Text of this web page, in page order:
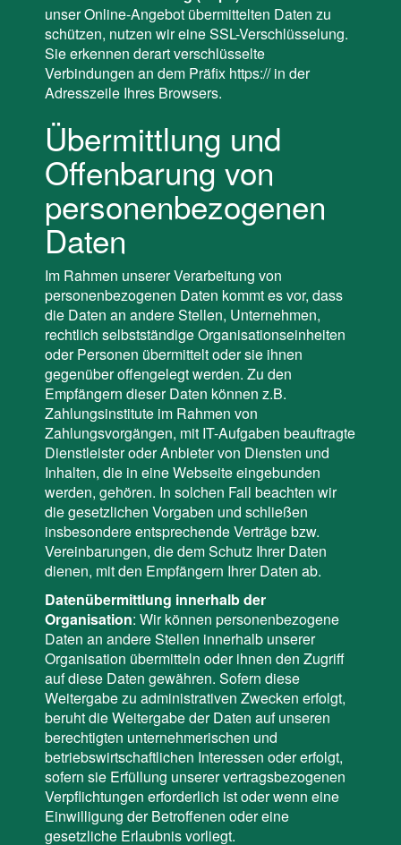
unser Online-Angebot übermittelten Daten zu
schützen, nutzen wir eine SSL-Verschlüsselung.
Sie erkennen derart verschlüsselte
Verbindungen an dem Präfix https:// in der
Adresszeile Ihres Browsers.
Übermittlung und
Offenbarung von
personenbezogenen
Daten
Im Rahmen unserer Verarbeitung von
personenbezogenen Daten kommt es vor, dass
die Daten an andere Stellen, Unternehmen,
rechtlich selbstständige Organisationseinheiten
oder Personen übermittelt oder sie ihnen
gegenüber offengelegt werden. Zu den
Empfängern dieser Daten können z.B.
Zahlungsinstitute im Rahmen von
Zahlungsvorgängen, mit IT-Aufgaben beauftragte
Dienstleister oder Anbieter von Diensten und
Inhalten, die in eine Webseite eingebunden
werden, gehören. In solchen Fall beachten wir
die gesetzlichen Vorgaben und schließen
insbesondere entsprechende Verträge bzw.
Vereinbarungen, die dem Schutz Ihrer Daten
dienen, mit den Empfängern Ihrer Daten ab.
Datenübermittlung innerhalb der
Organisation: Wir können personenbezogene
Daten an andere Stellen innerhalb unserer
Organisation übermitteln oder ihnen den Zugriff
auf diese Daten gewähren. Sofern diese
Weitergabe zu administrativen Zwecken erfolgt,
beruht die Weitergabe der Daten auf unseren
berechtigten unternehmerischen und
betriebswirtschaftlichen Interessen oder erfolgt,
sofern sie Erfüllung unserer vertragsbezogenen
Verpflichtungen erforderlich ist oder wenn eine
Einwilligung der Betroffenen oder eine
gesetzliche Erlaubnis vorliegt.